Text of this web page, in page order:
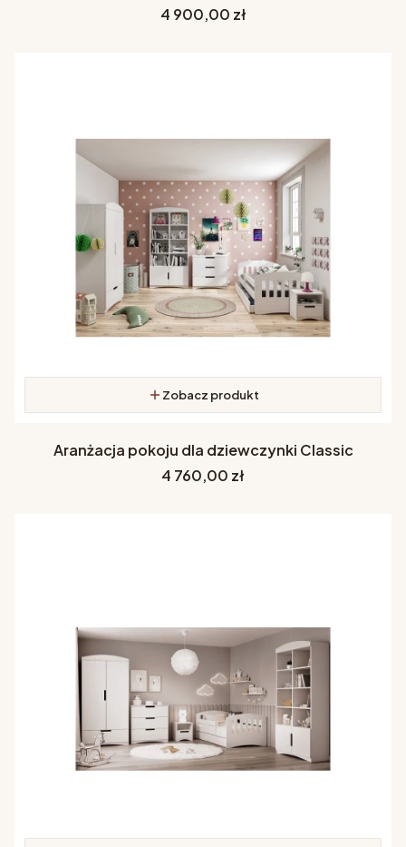
Cena
4 900,00 zł
Zobacz produkt
Aranżacja pokoju dla dziewczynki Classic
Cena
4 760,00 zł